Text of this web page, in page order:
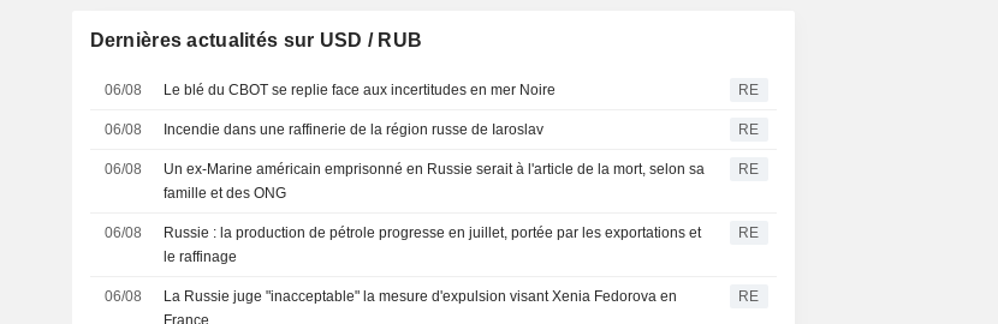
Dernières actualités sur USD / RUB
06/08 Le blé du CBOT se replie face aux incertitudes en mer Noire RE
06/08 Incendie dans une raffinerie de la région russe de Iaroslav RE
06/08
Un ex-Marine américain emprisonné en Russie serait à l'article de la mort, selon sa
famille et des ONG
RE
06/08
Russie : la production de pétrole progresse en juillet, portée par les exportations et
le raffinage
RE
06/08
La Russie juge "inacceptable" la mesure d'expulsion visant Xenia Fedorova en
France
RE